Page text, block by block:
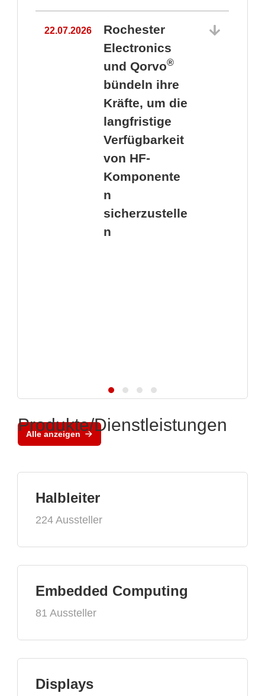
22.07.2026
Rochester
Electronics
und Qorvo®
bündeln ihre
Kräfte, um die
langfristige
Verfügbarkeit
von HF-
Komponente
n
sicherzustelle
n
Alle anzeigen
Produkte/Dienstleistungen
Halbleiter
224 Aussteller
Embedded Computing
81 Aussteller
Displays